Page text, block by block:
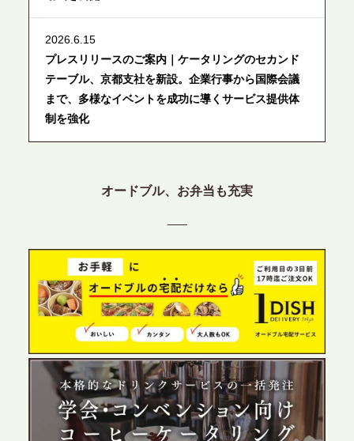
2026.6.15
プレスリリースのご案内｜ケータリングのセカンド
テーブル、京都支社を新設。企業行事から国際会議
まで、多様なイベントを成功に導くサービス提供体
制を強化
プレスリリースのご案内｜ケータリングのセカンド
目の展開で、拡大する出張パーティー・ケータリン
2026.6.4
プレスリリースのご案内｜夏の社内親睦が、配属後
の離職防止に。オフィスや会議室で縁日気分を味わ
う「お祭りケータリング」の提供を開始
2026.5.29
プレスリリースのご案内｜ケータリングのセカンド
テーブル、群馬前橋支社を設立。再開発やオフィス
オードブル、お弁当も充実